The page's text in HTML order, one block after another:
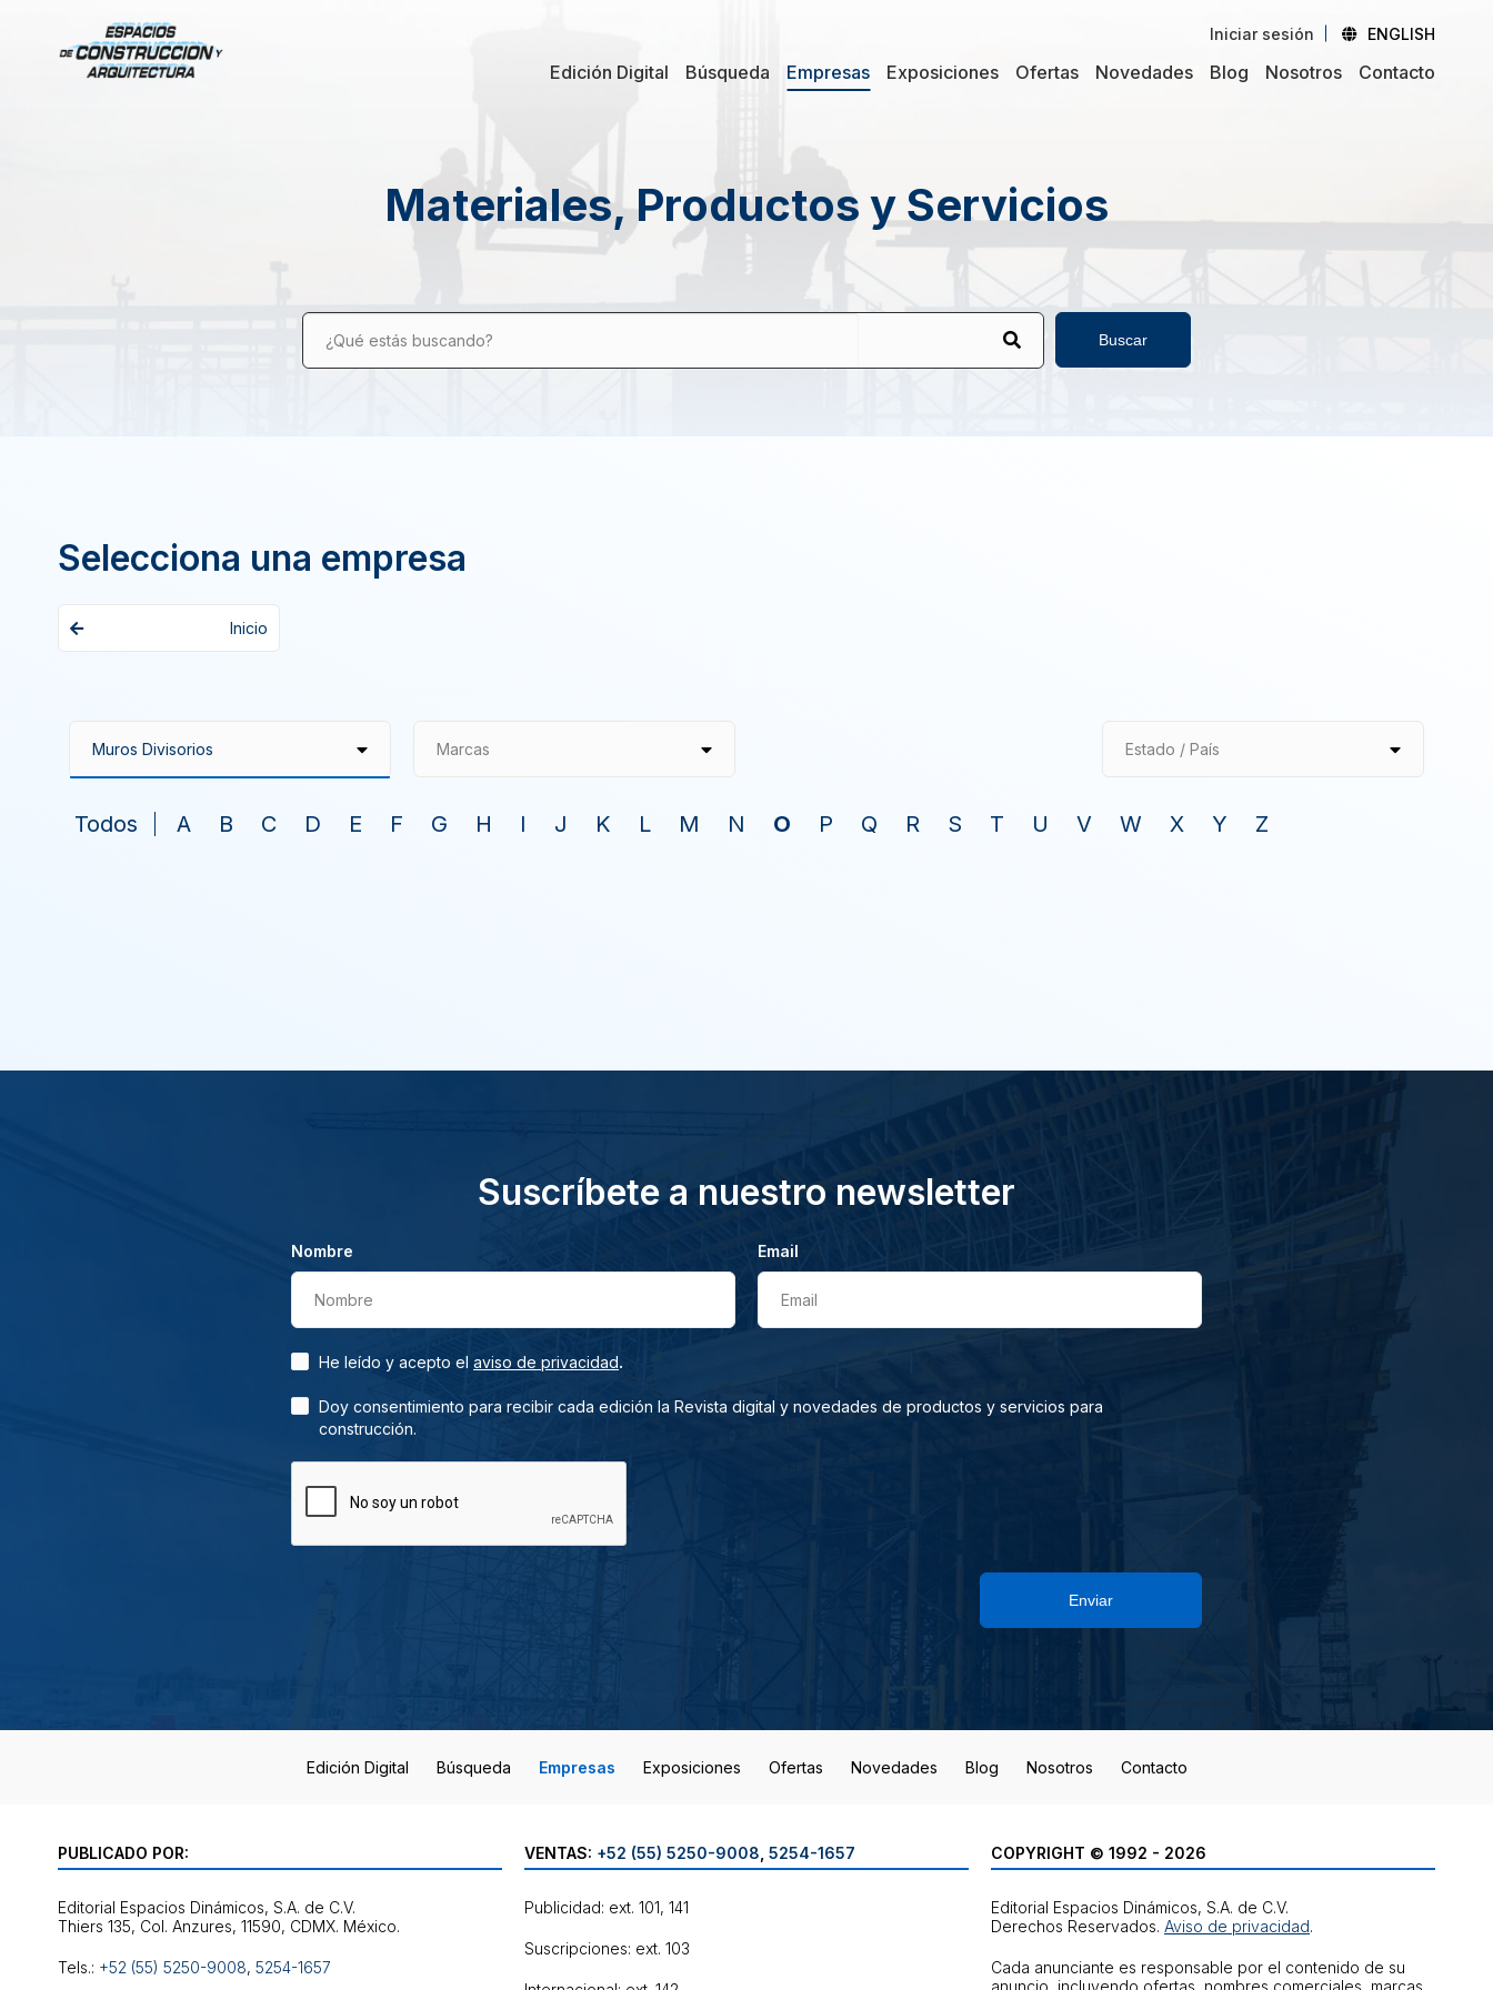
Iniciar sesión ENGLISH
Edición Digital Búsqueda Empresas Exposiciones Ofertas Novedades Blog Nosotros Contacto
Materiales, Productos y Servicios
¿Qué estás buscando? Buscar
Selecciona una empresa
Inicio
Marcas Estado / País
Todos A B C D E F G H I J K L M N O P Q R S T U V W X Y Z
Suscríbete a nuestro newsletter
Nombre
Nombre
Email
Email
He leído y acepto el aviso de privacidad.
Doy consentimiento para recibir cada edición la Revista digital y novedades de productos y servicios para
construcción.
Enviar
Edición Digital Búsqueda Empresas Exposiciones Ofertas Novedades Blog Nosotros Contacto
PUBLICADO POR:
Editorial Espacios Dinámicos, S.A. de C.V.
Tels.: +52 (55) 5250-9008, 5254-1657
VENTAS: +52 (55) 5250-9008 5254-1657
Publicidad: ext. 101, 141
Suscripciones: ext. 103
COPYRIGHT © 1992 - 2026
Editorial Espacios Dinámicos, S.A. de C.V.
Derechos Reservados. Aviso de privacidad.
Cada anunciante es responsable por el contenido de su
anuncio, incluyendo ofertas, nombres comerciales, marcas